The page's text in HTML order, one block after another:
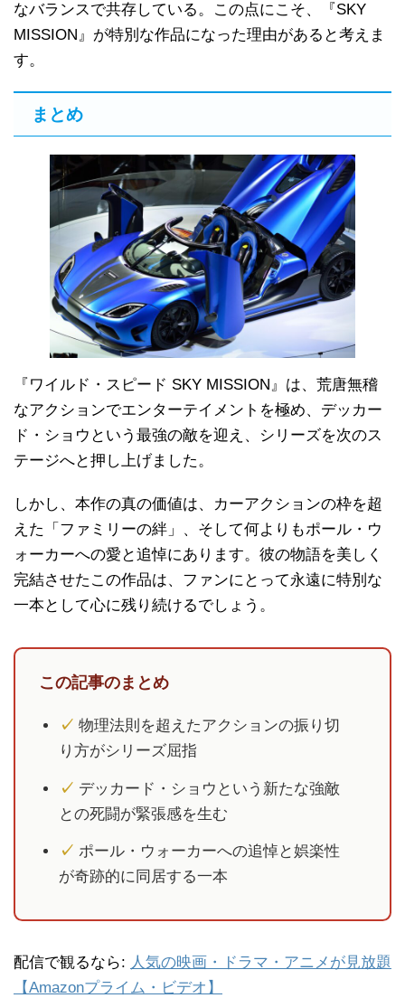
なバランスで共存している。この点にこそ、『SKY
MISSION』が特別な作品になった理由があると考えま
す。
まとめ
『ワイルド・スピード SKY MISSION』は、荒唐無稽
なアクションでエンターテイメントを極め、デッカー
ド・ショウという最強の敵を迎え、シリーズを次のス
テージへと押し上げました。
しかし、本作の真の価値は、カーアクションの枠を超
えた「ファミリーの絆」、そして何よりもポール・ウ
ォーカーへの愛と追悼にあります。彼の物語を美しく
完結させたこの作品は、ファンにとって永遠に特別な
一本として心に残り続けるでしょう。
この記事のまとめ
✓ 物理法則を超えたアクションの振り切
り方がシリーズ屈指
✓ デッカード・ショウという新たな強敵
との死闘が緊張感を生む
✓ ポール・ウォーカーへの追悼と娯楽性
が奇跡的に同居する一本
配信で観るなら: 人気の映画・ドラマ・アニメが見放題
【Amazonプライム・ビデオ】